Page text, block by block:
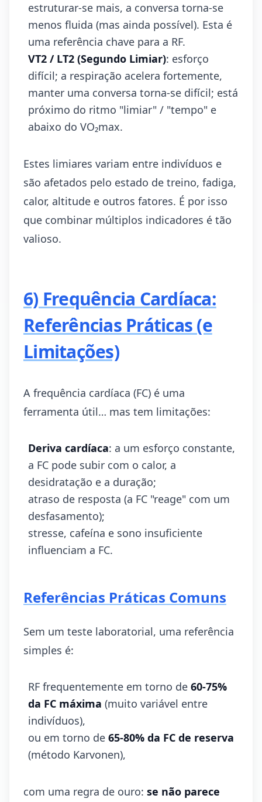
estruturar-se mais, a conversa torna-se
menos fluida (mas ainda possível). Esta é
uma referência chave para a RF.
VT2 / LT2 (Segundo Limiar): esforço
difícil; a respiração acelera fortemente,
manter uma conversa torna-se difícil; está
próximo do ritmo "limiar" / "tempo" e
abaixo do VO₂max.
Estes limiares variam entre indivíduos e
são afetados pelo estado de treino, fadiga,
calor, altitude e outros fatores. É por isso
que combinar múltiplos indicadores é tão
valioso.
6) Frequência Cardíaca:
Referências Práticas (e
Limitações)
A frequência cardíaca (FC) é uma
ferramenta útil… mas tem limitações:
Deriva cardíaca: a um esforço constante,
a FC pode subir com o calor, a
desidratação e a duração;
atraso de resposta (a FC "reage" com um
desfasamento);
stresse, cafeína e sono insuficiente
influenciam a FC.
Referências Práticas Comuns
Sem um teste laboratorial, uma referência
simples é:
RF frequentemente em torno de 60-75%
da FC máxima (muito variável entre
indivíduos),
ou em torno de 65-80% da FC de reserva
(método Karvonen),
com uma regra de ouro: se não parece